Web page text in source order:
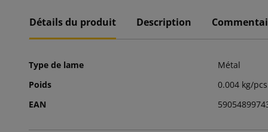
Détails du produit Description
Type de lame
Métal
Poids
0.004 kg/
EAN